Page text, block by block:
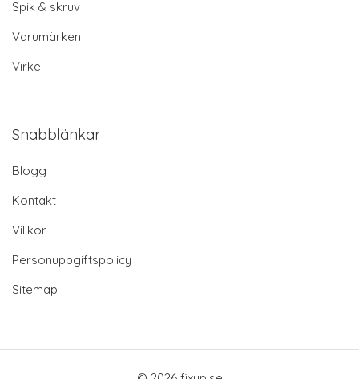
Spik & skruv
Varumärken
Virke
Snabblänkar
Blogg
Kontakt
Villkor
Personuppgiftspolicy
Sitemap